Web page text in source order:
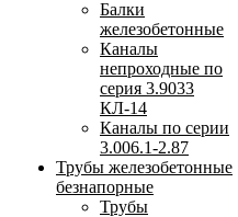
Балки
железобетонные
Каналы
непроходные по
серия 3.9033
КЛ-14
Каналы по серии
3.006.1-2.87
Трубы железобетонные
безнапорные
Трубы